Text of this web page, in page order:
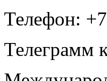
Телефон:
Телеграмм